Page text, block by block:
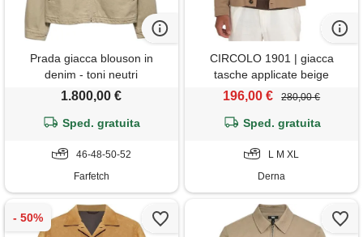
Prada giacca blouson in
denim - toni neutri
1.800,00 €
Sped. gratuita
46-48-50-52
Farfetch
CIRCOLO 1901 | giacca
tasche applicate beige
196,00 € 280,00 €
Sped. gratuita
L M XL
Derna